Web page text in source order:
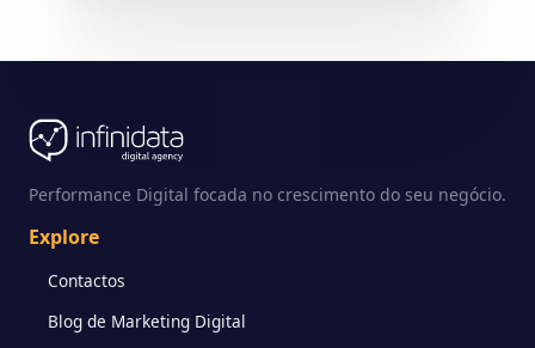
Performance Digital focada no crescimento do seu negócio.
Explore
Contactos
Blog de Marketing Digital